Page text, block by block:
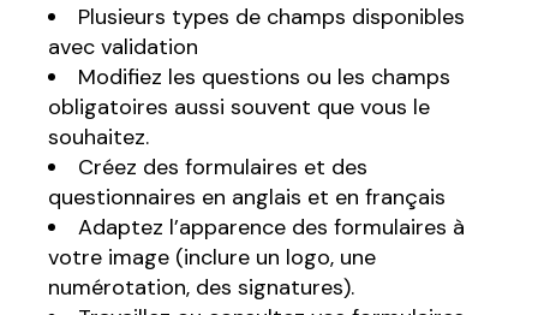
Plusieurs types de champs disponibles
avec validation
Modifiez les questions ou les champs
obligatoires aussi souvent que vous le
souhaitez.
Créez des formulaires et des
questionnaires en anglais et en français
Adaptez l’apparence des formulaires à
votre image (inclure un logo, une
numérotation, des signatures).